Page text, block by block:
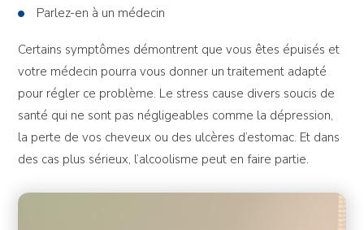
Parlez-en à un médecin
Certains symptômes démontrent que vous êtes épuisés et
votre médecin pourra vous donner un traitement adapté
pour régler ce problème. Le stress cause divers soucis de
santé qui ne sont pas négligeables comme la dépression,
la perte de vos cheveux ou des ulcères d’estomac. Et dans
des cas plus sérieux, l’alcoolisme peut en faire partie.